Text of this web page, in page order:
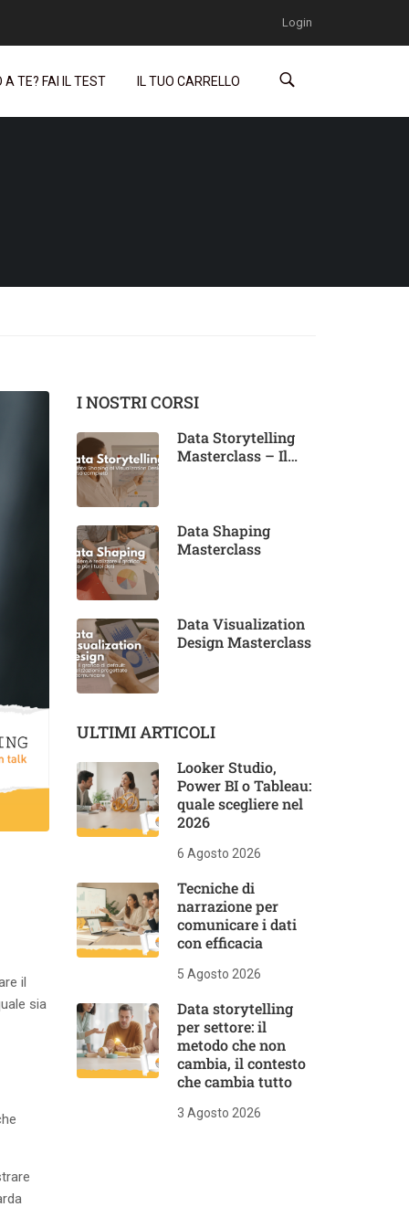
Login
A TE? FAI IL TEST IL TUO CARRELLO
il
sia
I NOSTRI CORSI
Data Storytelling
Masterclass – Il
Data Shaping
Masterclass
Data Visualization
Design Masterclass
ULTIMI ARTICOLI
Looker Studio,
Power BI o Tableau:
quale scegliere nel
2026
6 Agosto 2026
Tecniche di
narrazione per
comunicare i dati
con efficacia
5 Agosto 2026
Data storytelling
per settore: il
metodo che non
cambia, il contesto
che cambia tutto
3 Agosto 2026